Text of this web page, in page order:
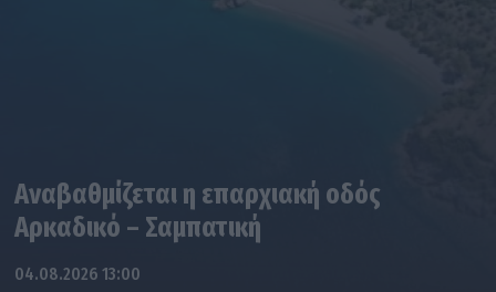
Αναβαθμίζεται η επαρχιακή οδός
Αρκαδικό – Σαμπατική
04.08.2026 13:00